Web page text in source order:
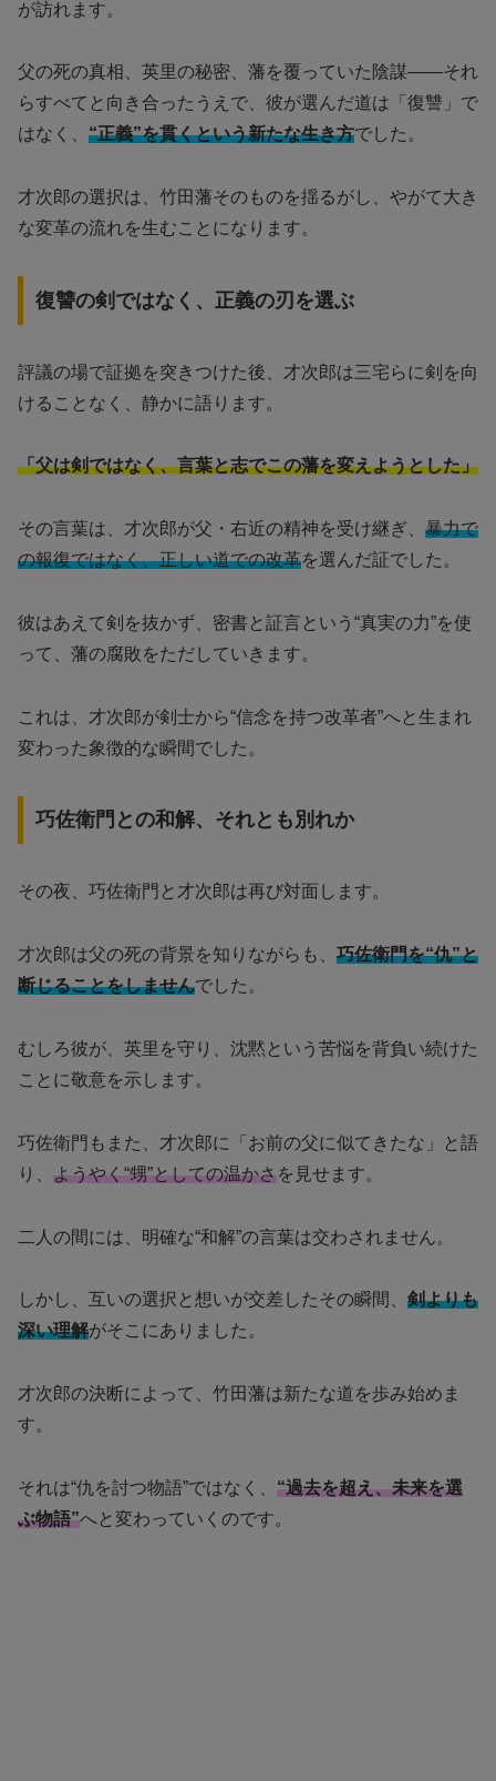
が訪れます。
父の死の真相、英里の秘密、藩を覆っていた陰謀――それ
らすべてと向き合ったうえで、彼が選んだ道は「復讐」で
はなく、 “正義”を貫くという新たな生き方でした。
才次郎の選択は、竹田藩そのものを揺るがし、やがて大き
な変革の流れを生むことになります。
復讐の剣ではなく、正義の刃を選ぶ
評議の場で証拠を突きつけた後、才次郎は三宅らに剣を向
けることなく、静かに語ります。
「父は剣ではなく、言葉と志でこの藩を変えようとした」
その言葉は、才次郎が父・右近の精神を受け継ぎ、 暴力で
の報復ではなく、正しい道での改革を選んだ証でした。
彼はあえて剣を抜かず、密書と証言という“真実の力”を使
って、藩の腐敗をただしていきます。
これは、才次郎が剣士から“信念を持つ改革者”へと生まれ
変わった象徴的な瞬間でした。
巧佐衛門との和解、それとも別れか
その夜、巧佐衛門と才次郎は再び対面します。
才次郎は父の死の背景を知りながらも、 巧佐衛門を“仇”と
断じることをしませんでした。
むしろ彼が、英里を守り、沈黙という苦悩を背負い続けた
ことに敬意を示します。
巧佐衛門もまた、才次郎に「お前の父に似てきたな」と語
り、 ようやく“甥”としての温かさを見せます。
二人の間には、明確な“和解”の言葉は交わされません。
しかし、互いの選択と想いが交差したその瞬間、 剣よりも
深い理解がそこにありました。
才次郎の決断によって、竹田藩は新たな道を歩み始めま
す。
それは“仇を討つ物語”ではなく、 “過去を超え、未来を選
ぶ物語”へと変わっていくのです。